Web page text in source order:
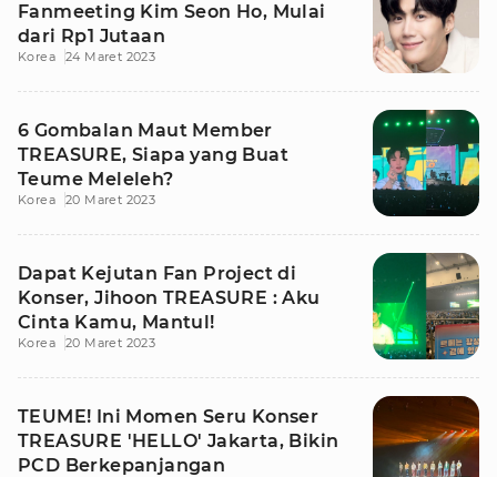
Fanmeeting Kim Seon Ho, Mulai
dari Rp1 Jutaan
Korea 24 Maret 2023
6 Gombalan Maut Member
TREASURE, Siapa yang Buat
Teume Meleleh?
Korea 20 Maret 2023
Dapat Kejutan Fan Project di
Konser, Jihoon TREASURE : Aku
Cinta Kamu, Mantul!
Korea 20 Maret 2023
TEUME! Ini Momen Seru Konser
TREASURE 'HELLO' Jakarta, Bikin
PCD Berkepanjangan